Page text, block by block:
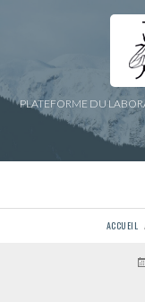
PLATEFORME DU
ACCUEIL